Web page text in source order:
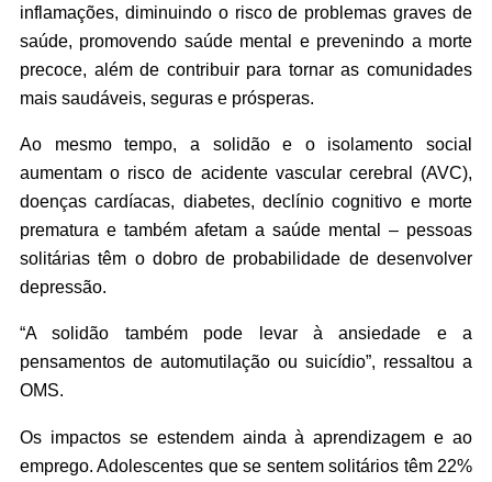
inflamações, diminuindo o risco de problemas graves de
saúde, promovendo saúde mental e prevenindo a morte
precoce, além de contribuir para tornar as comunidades
mais saudáveis, seguras e prósperas.
Ao mesmo tempo, a solidão e o isolamento social
aumentam o risco de acidente vascular cerebral (AVC),
doenças cardíacas, diabetes, declínio cognitivo e morte
prematura e também afetam a saúde mental – pessoas
solitárias têm o dobro de probabilidade de desenvolver
depressão.
“A solidão também pode levar à ansiedade e a
pensamentos de automutilação ou suicídio”, ressaltou a
OMS.
Os impactos se estendem ainda à aprendizagem e ao
emprego. Adolescentes que se sentem solitários têm 22%